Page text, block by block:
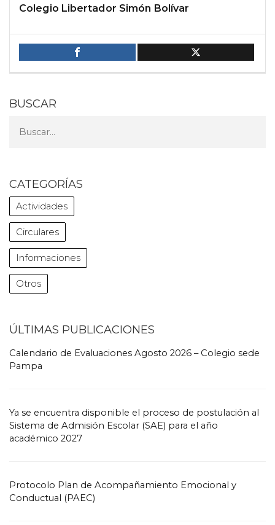
Colegio Libertador Simón Bolívar
BUSCAR
CATEGORÍAS
Actividades
Circulares
Informaciones
Otros
ÚLTIMAS PUBLICACIONES
Calendario de Evaluaciones Agosto 2026 – Colegio sede
Pampa
Ya se encuentra disponible el proceso de postulación al
Sistema de Admisión Escolar (SAE) para el año
académico 2027
Protocolo Plan de Acompañamiento Emocional y
Conductual (PAEC)